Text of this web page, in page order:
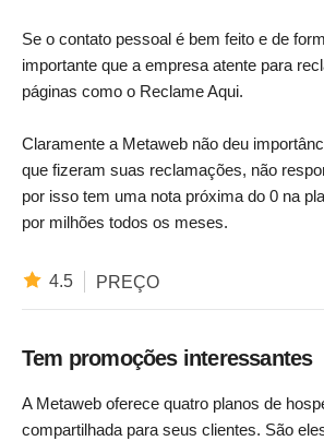
Se o contato pessoal é bem feito e de
importante que a empresa atente para
páginas como o Reclame Aqui.
Claramente a Metaweb não deu
que fizeram suas reclamações, não
por isso tem uma nota próxima do 0 na
por milhões todos os meses.
4.5 PREÇO
Tem promoções interessantes
A Metaweb oferece quatro planos de
compartilhada para seus clientes. São